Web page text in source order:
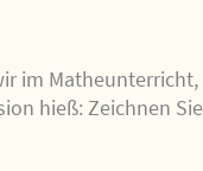
im Matheunterricht,
hieß: Zeichnen Sie